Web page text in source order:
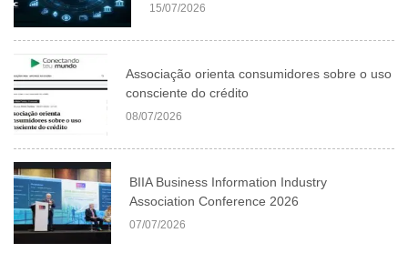
15/07/2026
Associação orienta consumidores sobre o uso
consciente do crédito
08/07/2026
BIIA Business Information Industry
Association Conference 2026
07/07/2026